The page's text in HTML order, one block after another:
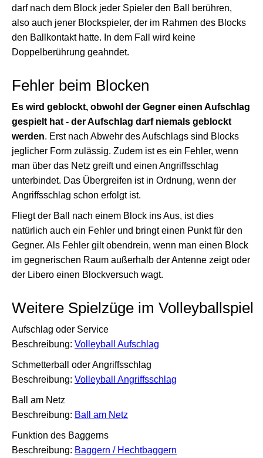
darf nach dem Block jeder Spieler den Ball berühren,
also auch jener Blockspieler, der im Rahmen des Blocks
den Ballkontakt hatte. In dem Fall wird keine
Doppelberührung geahndet.
Fehler beim Blocken
Es wird geblockt, obwohl der Gegner einen Aufschlag
gespielt hat - der Aufschlag darf niemals geblockt
werden. Erst nach Abwehr des Aufschlags sind Blocks
jeglicher Form zulässig. Zudem ist es ein Fehler, wenn
man über das Netz greift und einen Angriffsschlag
unterbindet. Das Übergreifen ist in Ordnung, wenn der
Angriffsschlag schon erfolgt ist.
Fliegt der Ball nach einem Block ins Aus, ist dies
natürlich auch ein Fehler und bringt einen Punkt für den
Gegner. Als Fehler gilt obendrein, wenn man einen Block
im gegnerischen Raum außerhalb der Antenne zeigt oder
der Libero einen Blockversuch wagt.
Weitere Spielzüge im Volleyballspiel
Aufschlag oder Service
Beschreibung: Volleyball Aufschlag
Schmetterball oder Angriffsschlag
Beschreibung: Volleyball Angriffsschlag
Ball am Netz
Beschreibung: Ball am Netz
Funktion des Baggerns
Beschreibung: Baggern / Hechtbaggern